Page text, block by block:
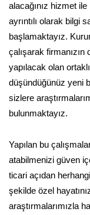
alacağınız hizmet
ayrıntılı olarak bilgi
başlamaktayız.
çalışarak
yapılacak olan
düşündüğünüz yeni
sizlere
bulunmaktayız.
Yapılan bu
atabilmenizi güven
ticari açıdan
şekilde özel
araştırmalarımızla